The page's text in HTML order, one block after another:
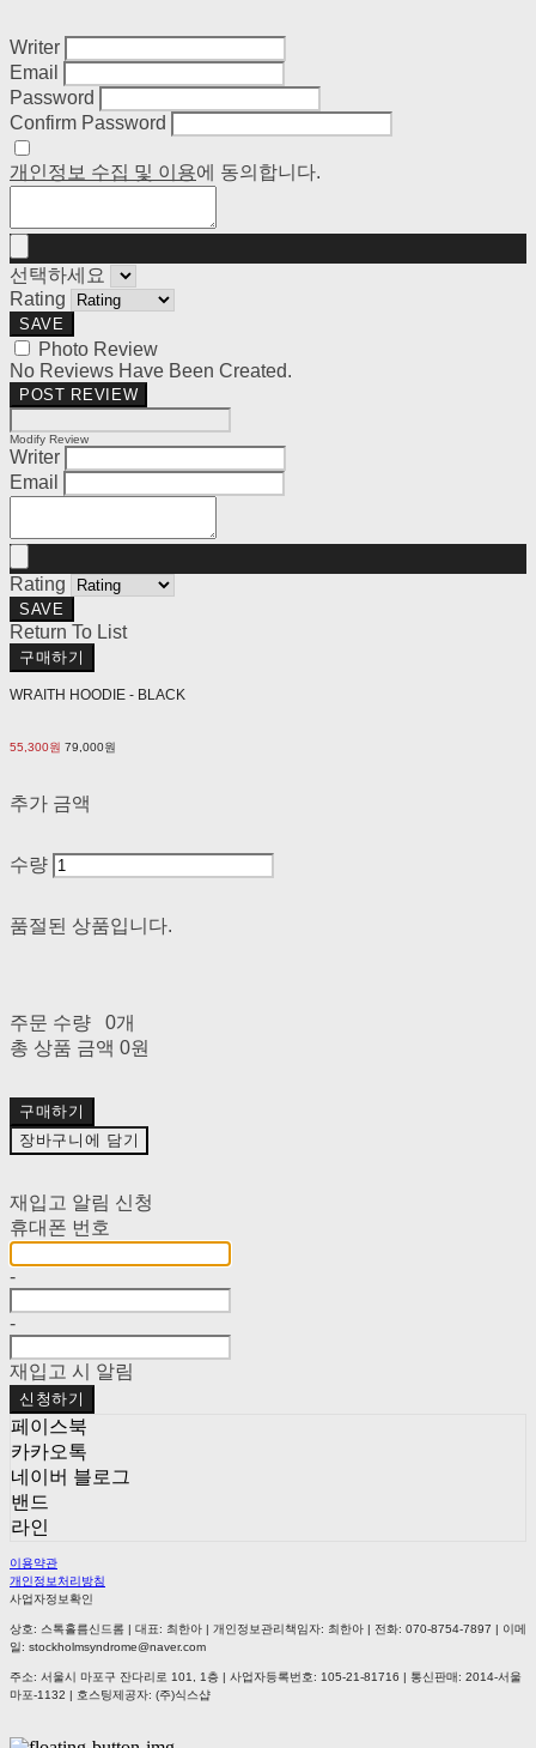
Writer
Email
Password
Confirm Password
개인정보 수집 및 이용에 동의합니다.
선택하세요
Rating
SAVE
Photo Review
No Reviews Have Been Created.
POST REVIEW
Modify Review
Writer
Email
Rating
SAVE
Return To List
구매하기
WRAITH HOODIE - BLACK
55,300원 79,000원
추가 금액
수량
품절된 상품입니다.
주문 수량
0개
총 상품 금액 0원
구매하기
장바구니에 담기
재입고 알림 신청
휴대폰 번호
-
-
재입고 시 알림
신청하기
페이스북
카카오톡
네이버 블로그
밴드
라인
이용약관
개인정보처리방침
사업자정보확인
상호: 스톡홀름신드롬 | 대표: 최한아 | 개인정보관리책임자: 최한아 | 전화: 070-8754-7897 | 이메
일: stockholmsyndrome@naver.com
주소: 서울시 마포구 잔다리로 101, 1층 | 사업자등록번호: 105-21-81716 | 통신판매: 2014-서울
마포-1132 | 호스팅제공자: (주)식스샵